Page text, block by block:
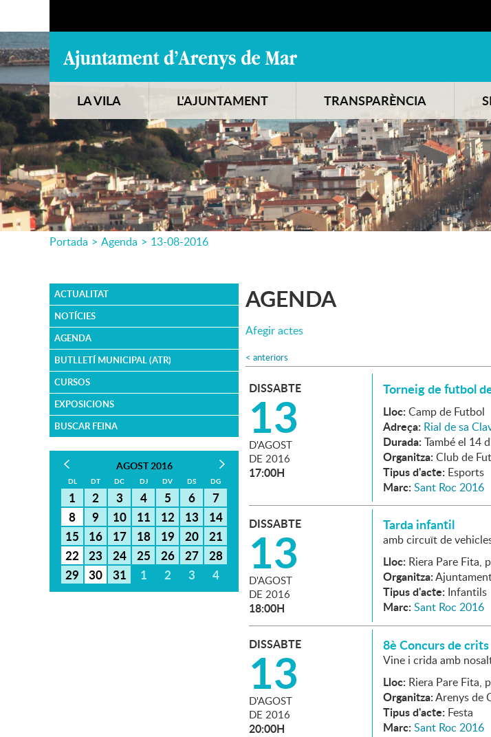
LA VILA L'AJUNTAMENT TRANSPARÈNCIA
Portada > Agenda > 13-08-2016
ACTUALITAT
NOTÍCIES
AGENDA
BUTLLETÍ MUNICIPAL (ATR)
CURSOS
EXPOSICIONS
BUSCAR FEINA
AGOST 2016
DL DT DC DJ DV DS DG
1 2 3 4 5 6
7
8
9 10 11 12 13
14
15
16 17 18 19 20
21
22
23 24 25 26 27
28
29
30 31 1 2 3 4
AGENDA
Afegir actes
< anteriors
DISSABTE
13
D'AGOST
DE 2016
17:00H
Torneig de futbol
Lloc: Camp de Futbol
Adreça: Rial de sa
Durada: També el 14
Organitza: Club de
Tipus d'acte: Esports
Marc: Sant Roc 2016
DISSABTE
13
D'AGOST
DE 2016
18:00H
Tarda infantil
amb circuït de
Lloc: Riera Pare Fita,
Organitza:
Tipus d'acte: Infantils
Marc: Sant Roc 2016
DISSABTE
13
D'AGOST
DE 2016
20:00H
8è Concurs de crits
Vine i crida amb
Lloc: Riera Pare Fita,
Organitza:Arenys de
Tipus d'acte: Festa
Marc: Sant Roc 2016